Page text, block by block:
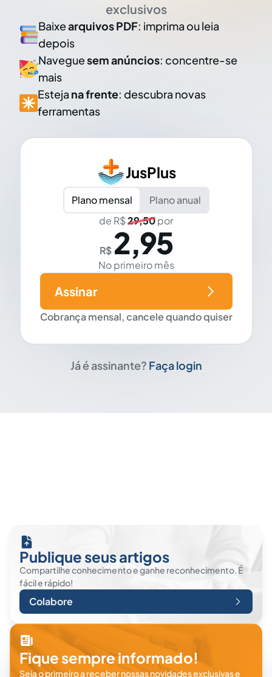
exclusivos
Baixearquivos PDF: imprima ou leia
depois
Naveguesem anúncios: concentre-se
mais
Esteja na frente: descubra novas
ferramentas
JusPlus
Plano mensal
Plano anual
de R$29,50por
R$ 2,95
No primeiro mês
Cobrança mensal, cancele quando quiser
Assinar
Já é assinante? Faça login
Publique seus artigos
Compartilhe conhecimento e ganhe reconhecimento. É
fácil e rápido!
Colabore
Fique sempre informado!
Seja o primeiro a receber nossas novidades exclusivas e